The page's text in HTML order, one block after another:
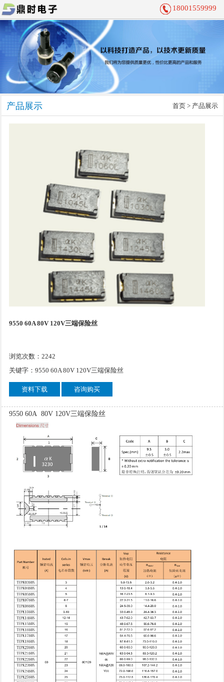
18001559999
产品展示 首页> 产品展示
9550 60A 80V 120V三端保险丝
浏览次数：2242
关键字：9550 60A 80V 120V三端保险丝
资料下载 咨询购买
9550 60A 80V 120V三端保险丝